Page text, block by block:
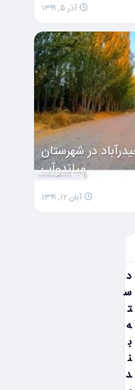
آذر ۵, ۱۳۹۹
در شهرستان
میاندوآب
آبان ۱۲, ۱۳۹۹
د
س
ت
ه
ب
ن
د